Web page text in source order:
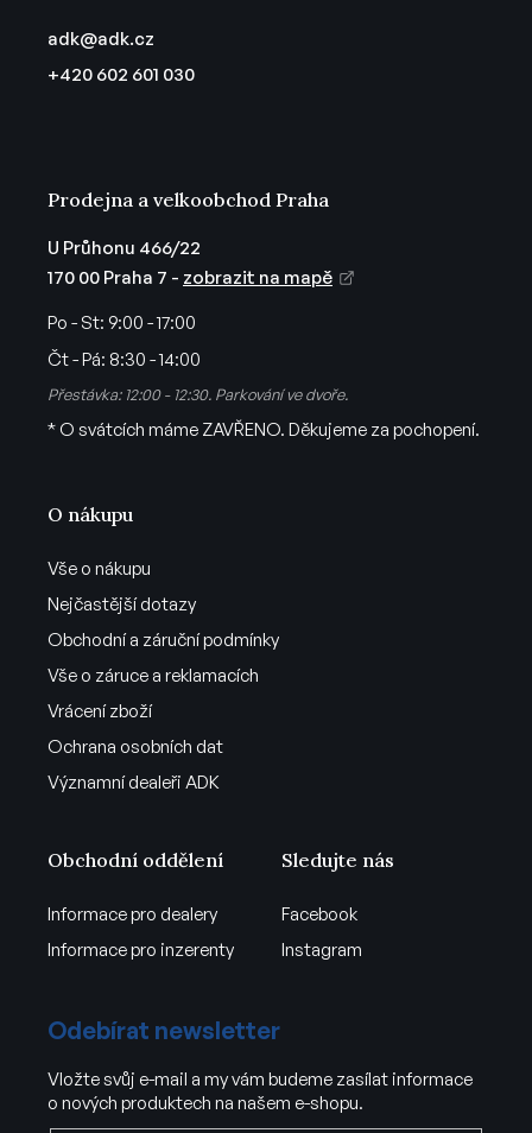
adk@adk.cz
+420 602 601 030
O nákupu
Vše o nákupu
Nejčastější dotazy
Obchodní a záruční podmínky
Vše o záruce a reklamacích
Vrácení zboží
Ochrana osobních dat
Významní dealeři ADK
Prodejna a velkoobchod Praha
U Průhonu 466/22
170 00 Praha 7 - zobrazit na mapě
Po - St: 9:00 - 17:00
Čt - Pá: 8:30 - 14:00
Přestávka: 12:00 - 12:30. Parkování ve dvoře.
* O svátcích máme ZAVŘENO. Děkujeme za pochopení.
Obchodní oddělení
Informace pro dealery
Informace pro inzerenty
Sledujte nás
Facebook
Instagram
Odebírat newsletter
Vložte svůj e-mail a my vám budeme zasílat informace
o nových produktech na našem e-shopu.